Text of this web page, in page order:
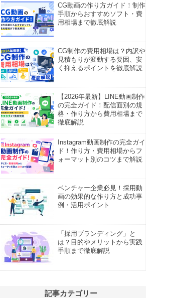
CG動画の作り方ガイド！制作
手順からおすすめソフト・費
用相場まで徹底解説
CG制作の費用相場は？内訳や
見積もりが変動する要因、安
く抑えるポイントを徹底解説
【2026年最新】LINE動画制作
の完全ガイド！配信面別の規
格・作り方から費用相場まで
徹底解説
Instagram動画制作の完全ガイ
ド！作り方・費用相場からフ
ォーマット別のコツまで解説
ベンチャー企業必見！採用動
画の効果的な作り方と成功事
例・活用ポイント
「採用ブランディング」と
は？目的やメリットから実践
手順まで徹底解説
記事カテゴリー